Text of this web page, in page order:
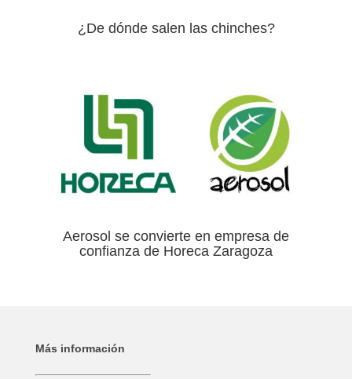
¿De dónde salen las chinches?
Aerosol se convierte en empresa de
confianza de Horeca Zaragoza
Más información